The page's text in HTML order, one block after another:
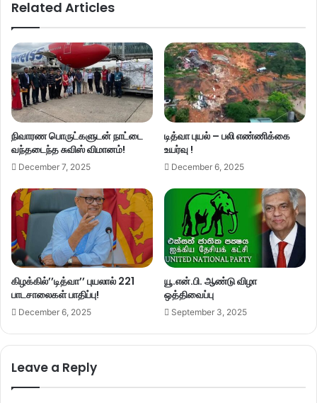
Related Articles
நிவாரண பொருட்களுடன் நாட்டை
வந்தடைந்த சுவிஸ் விமானம்!
December 7, 2025
டித்வா புயல் – பலி எண்ணிக்கை
உயர்வு !
December 6, 2025
கிழக்கில்’’டித்வா’’ புயலால் 221
பாடசாலைகள் பாதிப்பு!
December 6, 2025
யூ.என்.பி. ஆண்டு விழா
ஒத்திவைப்பு
September 3, 2025
Leave a Reply